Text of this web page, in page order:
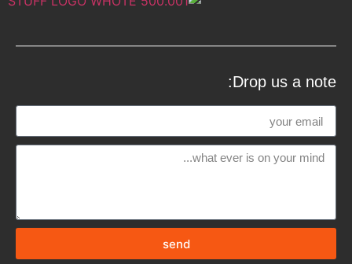
Drop us a note:
send